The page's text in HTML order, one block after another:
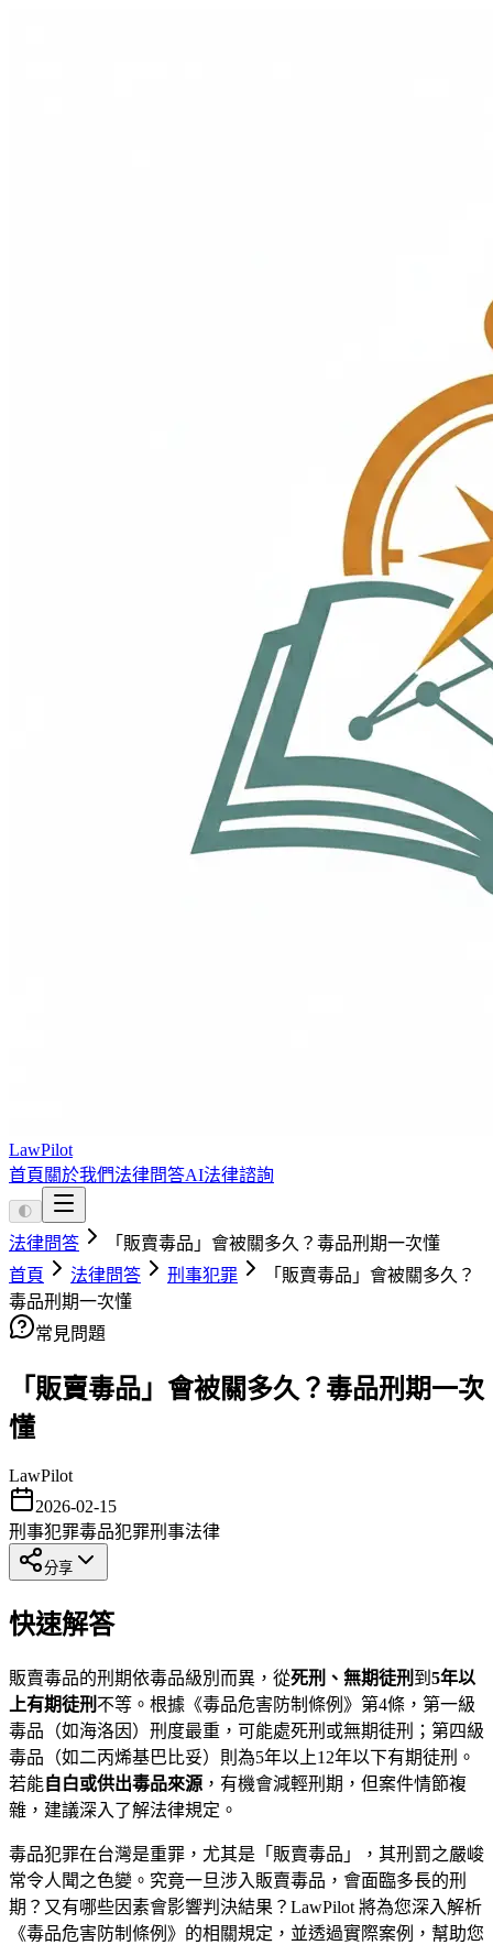
LawPilot
首頁 關於我們法律問答AI法律諮詢
🌓
法律問答
「販賣毒品」會被關多久？毒品刑期一次懂
首頁
法律問答 刑事犯罪
「販賣毒品」會被關多久？
毒品刑期一次懂
常見問題
「販賣毒品」會被關多久？毒品刑期一次
懂
LawPilot
2026-02-15
刑事犯罪毒品犯罪刑事法律
分享
快速解答
販賣毒品的刑期依毒品級別而異，從死刑、無期徒刑 到 5年以
上有期徒刑 不等。根據《毒品危害防制條例》第4條，第一級
毒品（如海洛因）刑度最重，可能處死刑或無期徒刑；第四級
毒品（如二丙烯基巴比妥）則為5年以上12年以下有期徒刑。
若能 自白或供出毒品來源 ，有機會減輕刑期，但案件情節複
雜，建議深入了解法律規定。
毒品犯罪在台灣是重罪，尤其是「販賣毒品」，其刑罰之嚴峻
常令人聞之色變。究竟一旦涉入販賣毒品，會面臨多長的刑
期？又有哪些因素會影響判決結果？LawPilot 將為您深入解析
《毒品危害防制條例》的相關規定，並透過實際案例，幫助您